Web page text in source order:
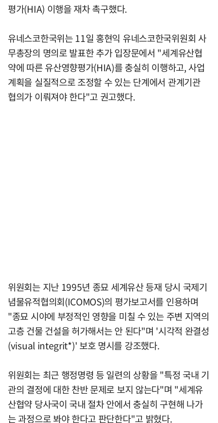
평가(HIA) 이행을 재차 촉구했다.
유네스코한국위는 11일 홍현익 유네스코한국위원회 사
무총장의 명의로 발표한 추가 입장문에서 "세계유산협
약에 따른 유산영향평가(HIA)를 충실히 이행하고, 사업
계획을 실질적으로 조정할 수 있는 단계에서 관계기관
협의가 이뤄져야 한다"고 권고했다.
위원회는 지난 1995년 종묘 세계유산 등재 당시 국제기
념물유적협의회(ICOMOS)의 평가보고서를 인용하며
"종묘 시야에 부정적인 영향을 미칠 수 있는 주변 지역의
고층 건물 건설을 허가해서는 안 된다"며 '시각적 완결성
(visual integrit*)' 보호 명시를 강조했다.
위원회는 최근 행정명령 등 일련의 상황을 "특정 국내 기
관의 결정에 대한 찬반 문제로 보지 않는다"며 "세계유
산협약 당사국이 국내 절차 안에서 충실히 구현해 나가
는 과정으로 봐야 한다고 판단한다"고 밝혔다.